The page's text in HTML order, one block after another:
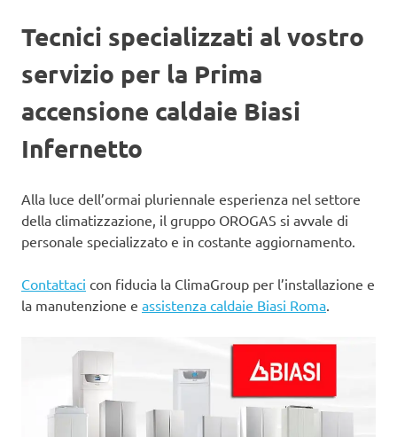
Tecnici specializzati al vostro
servizio per la Prima
accensione caldaie Biasi
Infernetto
Alla luce dell’ormai pluriennale esperienza nel settore
della climatizzazione, il gruppo OROGAS si avvale di
personale specializzato e in costante aggiornamento.
Contattaci con fiducia la ClimaGroup per l’installazione e
la manutenzione e assistenza caldaie Biasi Roma.